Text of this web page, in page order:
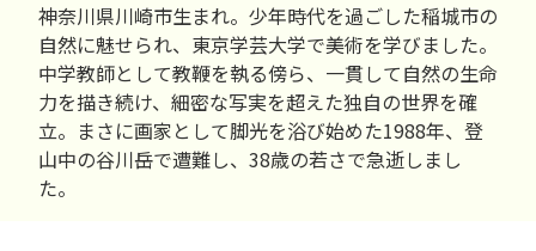
神奈川県川崎市生まれ。少年時代を過ごした稲城市の
自然に魅せられ、東京学芸大学で美術を学びました。
中学教師として教鞭を執る傍ら、一貫して自然の生命
力を描き続け、細密な写実を超えた独自の世界を確
立。まさに画家として脚光を浴び始めた1988年、登
山中の谷川岳で遭難し、38歳の若さで急逝しまし
た。